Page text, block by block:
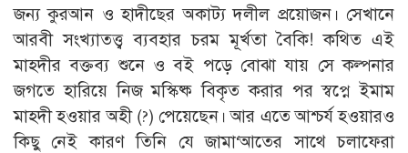
জন্য কুরআন ও হাদীছের অকাট্য দলীল প্রয়োজন। সেখানে
আরবী সংখ্যাতত্ত্ব ব্যবহার চরম মূর্খতা বৈকি! কথিত এই
মাহদীর বক্তব্য শুনে ও বই পড়ে বোঝা যায় সে কল্পনার
জগতে হারিয়ে নিজ মস্কিষ্ক বিকৃত করার পর স্বপ্নে ইমাম
মাহদী হওয়ার অহী (?) পেয়েছেন। আর এতে আশ্চর্য হওয়ারও
কিছু নেই কারণ তিনি যে জামা‘আতের সাথে চলাফেরা